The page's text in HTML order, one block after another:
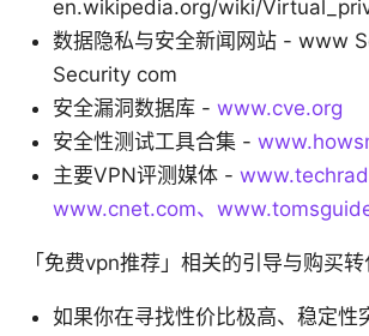
en.wikipedia.org/wiki/
数据隐私与安全新闻网站 - www
Security com
安全漏洞数据库 - www.cve.org
安全性测试工具合集 -
主要VPN评测媒体 -
www.cnet.com、
「免费vpn推荐」相关的引导与购买转
如果你在寻找性价比极高、稳定性